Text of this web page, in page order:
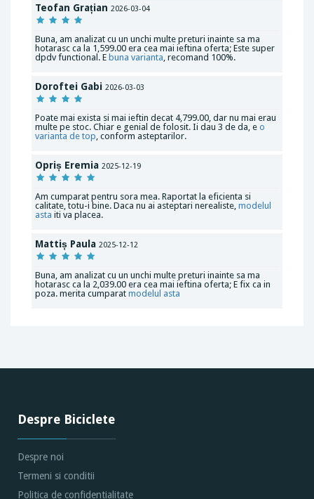
Teofan Grațian 2026-03-04
Buna, am analizat cu un unchi multe preturi inainte sa ma
hotarasc ca la 1,599.00 era cea mai ieftina oferta; Este super
dpdv functional. E buna varianta, recomand 100%.
Doroftei Gabi 2026-03-03
Poate mai exista si mai ieftin decat 4,799.00, dar nu mai erau
multe pe stoc. Chiar e genial de folosit. Ii dau 3 de da, e o
varianta de top, conform asteptarilor.
Opriș Eremia 2025-12-19
Am cumparat pentru sora mea. Raportat la eficienta si
calitate, totu-i bine. Daca nu ai asteptari nerealiste, modelul
asta iti va placea.
Mattiș Paula 2025-12-12
Buna, am analizat cu un unchi multe preturi inainte sa ma
hotarasc ca la 2,039.00 era cea mai ieftina oferta; E fix ca in
poza. merita cumparat modelul asta
Despre Biciclete
Despre noi
Termeni si conditii
Politica de confidentialitate